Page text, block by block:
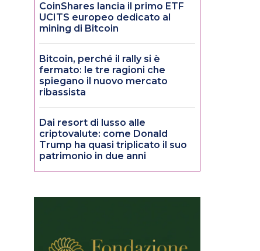
CoinShares lancia il primo ETF
UCITS europeo dedicato al
mining di Bitcoin
Bitcoin, perché il rally si è
fermato: le tre ragioni che
spiegano il nuovo mercato
ribassista
Dai resort di lusso alle
criptovalute: come Donald
Trump ha quasi triplicato il suo
patrimonio in due anni